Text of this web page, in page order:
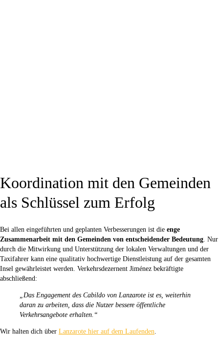
Koordination mit den Gemeinden
als Schlüssel zum Erfolg
Bei allen eingeführten und geplanten Verbesserungen ist die enge
Zusammenarbeit mit den Gemeinden von entscheidender Bedeutung. Nur
durch die Mitwirkung und Unterstützung der lokalen Verwaltungen und der
Taxifahrer kann eine qualitativ hochwertige Dienstleistung auf der gesamten
Insel gewährleistet werden. Verkehrsdezernent Jiménez bekräftigte
abschließend:
„Das Engagement des Cabildo von Lanzarote ist es, weiterhin
daran zu arbeiten, dass die Nutzer bessere öffentliche
Verkehrsangebote erhalten.“
Wir halten dich über Lanzarote hier auf dem Laufenden.